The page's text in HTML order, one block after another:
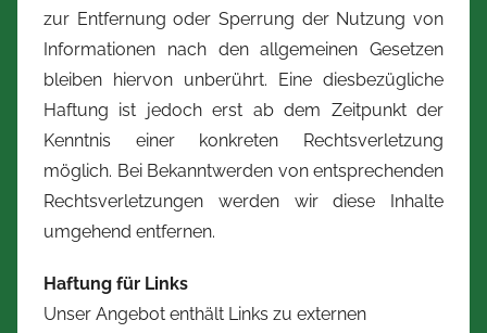
zur Entfernung oder Sperrung der Nutzung von
Informationen nach den allgemeinen Gesetzen
bleiben hiervon unberührt. Eine diesbezügliche
Haftung ist jedoch erst ab dem Zeitpunkt der
Kenntnis einer konkreten Rechtsverletzung
möglich. Bei Bekanntwerden von entsprechenden
Rechtsverletzungen werden wir diese Inhalte
umgehend entfernen.
Haftung für Links
Unser Angebot enthält Links zu externen